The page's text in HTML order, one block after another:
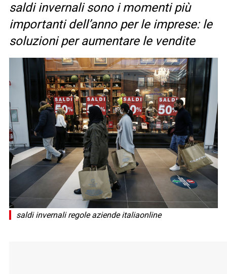
saldi invernali sono i momenti più
importanti dell’anno per le imprese: le
soluzioni per aumentare le vendite
saldi invernali regole aziende italiaonline